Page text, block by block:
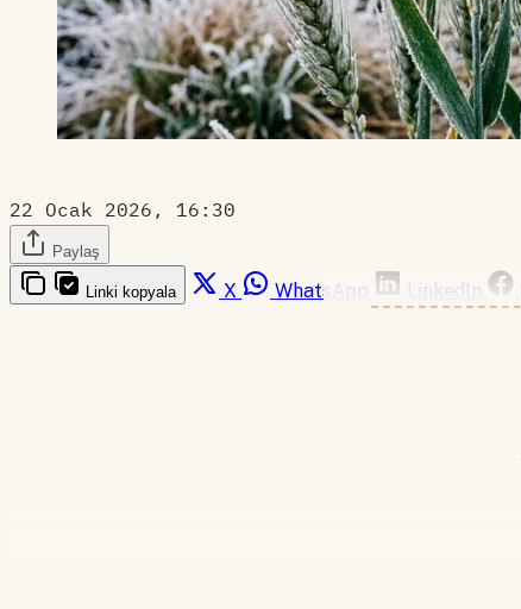
22 Ocak 2026, 16:30
Paylaş
Linki kopyala X WhatsApp LinkedIn